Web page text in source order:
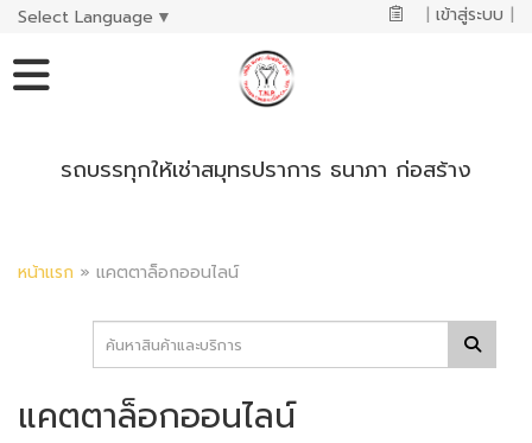
Select Language ▼ | เข้าสู่ระบบ |
รถบรรทุกให้เช่าสมุทรปราการ ธนาภา ก่อสร้าง
หน้าแรก » แคตตาล็อกออนไลน์
แคตตาล็อกออนไลน์